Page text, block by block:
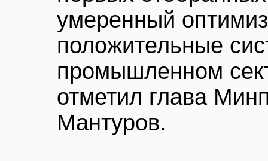
умеренный
положительные
промышленном
отметил глава
Мантуров.